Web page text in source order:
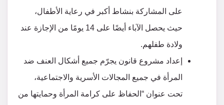
على المشاركة بنشاط أكبر في رعاية الأطفال،
حيث يحصل الآباء أيضًا على 14 يومًا من الإجازة عند
ولادة طفلهم.
إعداد مشروع قانون يجرّم جميع أشكال العنف ضد
المرأة في جميع المجالات الأسرية والاجتماعية،
تحت عنوان “الحفاظ على كرامة المرأة وحمايتها من